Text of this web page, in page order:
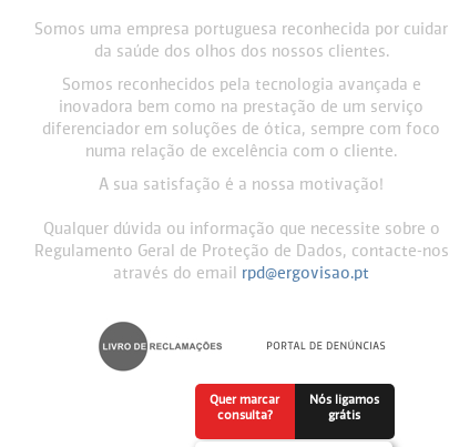
Somos uma empresa portuguesa reconhecida por cuidar
da saúde dos olhos dos nossos clientes.
Somos reconhecidos pela tecnologia avançada e
inovadora bem como na prestação de um serviço
diferenciador em soluções de ótica, sempre com foco
numa relação de excelência com o cliente.
A sua satisfação é a nossa motivação!
Qualquer dúvida ou informação que necessite sobre o
Regulamento Geral de Proteção de Dados, contacte-nos
através do email rpd@ergovisao.pt
Quer marcar
consulta?
Nós ligamos
grátis